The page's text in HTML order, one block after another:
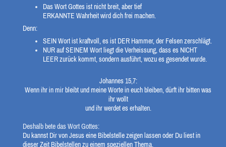
Das Wort Gottes ist nicht breit, aber tief
ERKANNTE Wahrheit wird dich frei machen.
Denn:
SEIN Wort ist kraftvoll, es ist DER Hammer, der Felsen zerschlägt.
NUR auf SEINEM Wort liegt die Verheissung, dass es NICHT
LEER zurück kommt, sondern ausführt, wozu es gesendet wurde.
Johannes 15,7:
Wenn ihr in mir bleibt und meine Worte in euch bleiben, dürft ihr bitten was
ihr wollt
und ihr werdet es erhalten.
Deshalb bete das Wort Gottes:
Du kannst Dir von Jesus eine Bibelstelle zeigen lassen oder Du liest in
dieser Zeit Bibelstellen zu einem speziellen Thema.